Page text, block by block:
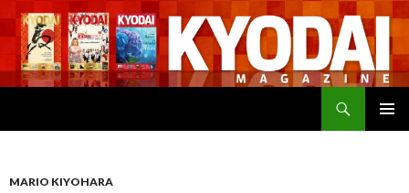
MARIO KIYOHARA